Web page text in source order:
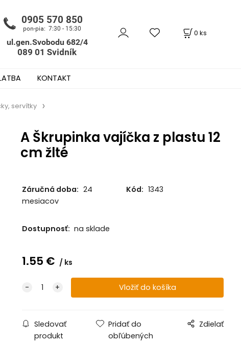
0 ks
KONTAKT
servítky
A Škrupinka vajíčka z plastu 12
cm žlté
Záručná doba: 24
mesiacov
Kód: 1343
Dostupnosť: na sklade
1.55 € ks
Sledovať
produkt
Pridať do
obľúbených
Zdielať